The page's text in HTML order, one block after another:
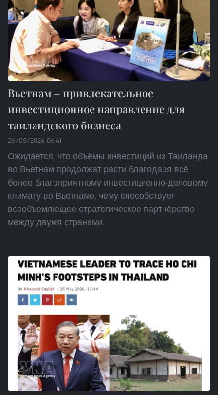
Вьетнам – привлекательное
инвестиционное направление для
таиландского бизнеса
26/05/2026 06:41
Ожидается, что объёмы инвестиций из Таиланда
во Вьетнам продолжат расти благодаря всё
более благоприятному инвестиционно-деловому
климату во Вьетнаме, чему способствует
всеобъемлющее стратегическое партнёрство
между двумя странами.